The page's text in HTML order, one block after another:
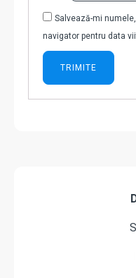
Salvează-mi
navigator pentru data